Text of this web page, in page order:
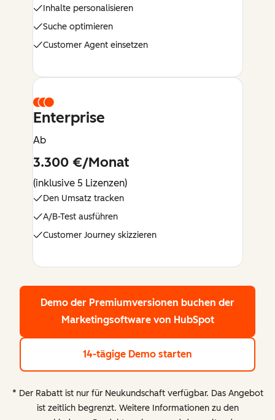
Inhalte personalisieren
Suche optimieren
Customer Agent einsetzen
Enterprise
Ab
3.300 €/Monat
(inklusive 5 Lizenzen)
Den Umsatz tracken
A/B-Test ausführen
Customer Journey skizzieren
Demo der Premiumversionen buchen der
Marketingsoftware von HubSpot
14-tägige Demo starten
* Der Rabatt ist nur für Neukundschaft verfügbar. Das Angebot
ist zeitlich begrenzt. Weitere Informationen zu den